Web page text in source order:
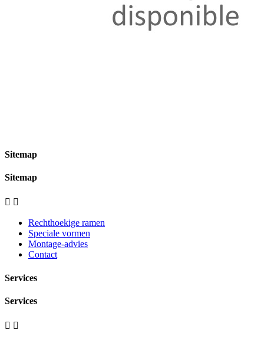
Sitemap
Sitemap
 
Rechthoekige ramen
Speciale vormen
Montage-advies
Contact
Services
Services
 